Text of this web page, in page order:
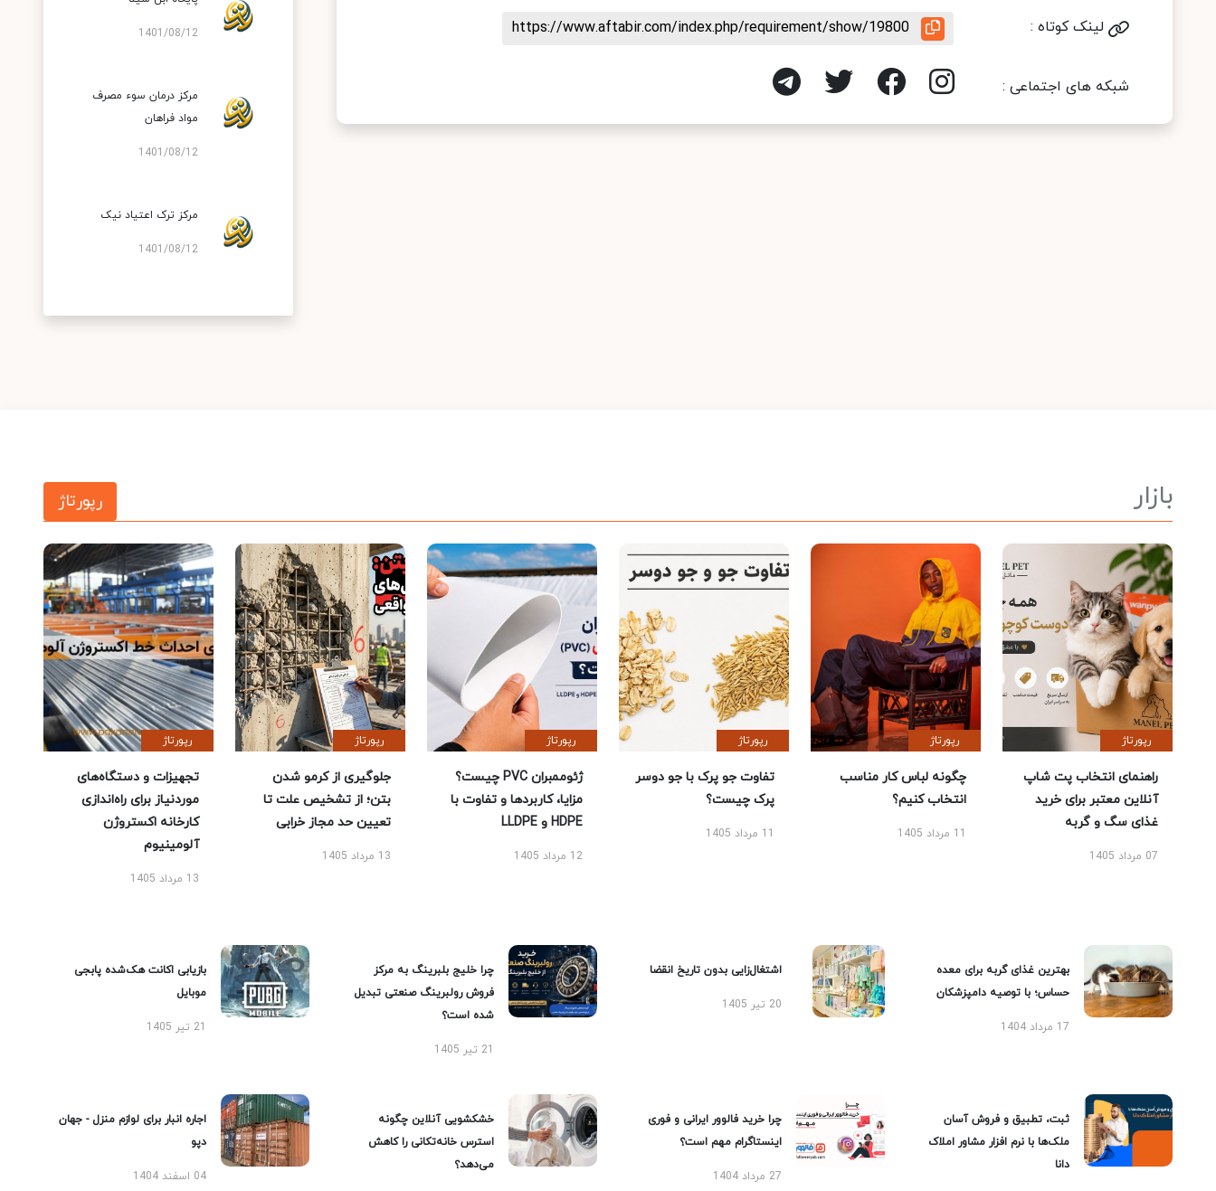
لینک کوتاه : https://www.aftabir.com/index.php/requirement/show/19800
شبکه های اجتماعی :
1401/08/12
مرکز درمان سوء مصرف
مواد فراهان
1401/08/12
مرکز ترک اعتیاد نیک
1401/08/12
بازار رپورتاژ
رپورتاژ
راهنمای انتخاب پت شاپ
آنلاین معتبر برای خرید
غذای سگ و گربه
07 مرداد 1405
رپورتاژ
چگونه لباس کار مناسب
انتخاب کنیم؟
11 مرداد 1405
رپورتاژ
تفاوت جو پرک با جو دوسر
پرک چیست؟
11 مرداد 1405
رپورتاژ
ژئوممبران PVC چیست؟
مزایا، کاربردها و تفاوت با
HDPE و LLDPE
12 مرداد 1405
رپورتاژ
جلوگیری از کرمو شدن
بتن؛ از تشخیص علت تا
تعیین حد مجاز خرابی
13 مرداد 1405
رپورتاژ
تجهیزات و دستگاه‌های
موردنیاز برای راه‌اندازی
کارخانه اکستروژن
آلومینیوم
13 مرداد 1405
بهترین غذای گربه برای معده
حساس؛ با توصیه دامپزشکان
17 مرداد 1404
اشتغال‌زایی بدون تاریخ انقضا
20 تیر 1405
چرا خلیج بلبرینگ به مرکز
فروش رولبرینگ صنعتی تبدیل
شده است؟
21 تیر 1405
بازیابی اکانت هک‌شده پابجی
موبایل
21 تیر 1405
ثبت، تطبیق و فروش آسان
ملک‌ها با نرم افزار مشاور املاک
دانا
چرا خرید فالوور ایرانی و فوری
اینستاگرام مهم است؟
27 مرداد 1404
خشکشویی آنلاین چگونه
استرس خانه‌تکانی را کاهش
می‌دهد؟
اجاره انبار برای لوازم منزل - جهان
دپو
04 اسفند 1404